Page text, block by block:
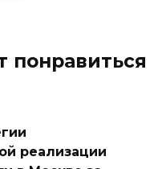
понравиться
реализации